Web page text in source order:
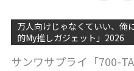
万人向けじゃなくていい、俺
的My推しガジェット」2026
サンワサプライ「700-